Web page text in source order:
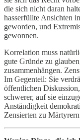
die sich nicht daran
hasserfüllte Ansichten
geworden, und
gewonnen.
Korrelation muss
gute Gründe zu
zusammenhängen.
Im Gegenteil: Sie
öffentlichen
schwerer, auf sie
Anständigkeit
Zensierten zu